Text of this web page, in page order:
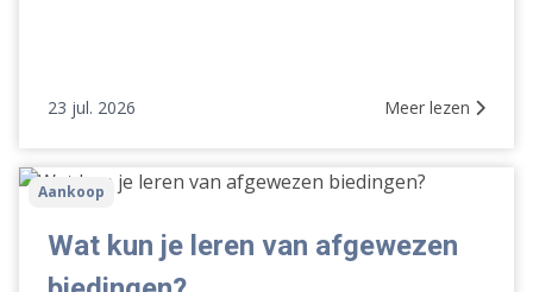
23 jul. 2026 Meer lezen
WatAankoop
Wat kun je leren van afgewezen